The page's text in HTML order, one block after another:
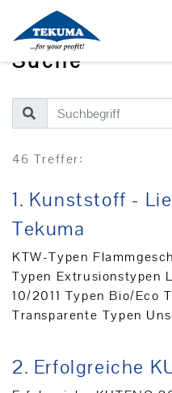
Suche
46 Treffer:
1. Kunststoff -
Tekuma
KTW-Typen
Typen Extrusionstypen
10/2011 Typen Bio/Eco
Transparente Typen
2. Erfolgreiche